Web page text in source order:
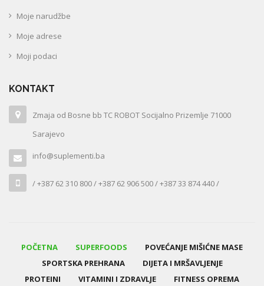
Moje narudžbe
Moje adrese
Moji podaci
KONTAKT
Zmaja od Bosne bb TC ROBOT Socijalno Prizemlje 71000
Sarajevo
info@suplementi.ba
/ +387 62 310 800 / +387 62 906 500 / +387 33 874 440 /
POČETNA SUPERFOODS
POVEĆANJE MIŠIĆNE MASE
SPORTSKA PREHRANA
DIJETA I MRŠAVLJENJE
PROTEINI
VITAMINI I ZDRAVLJE FITNESS OPREMA